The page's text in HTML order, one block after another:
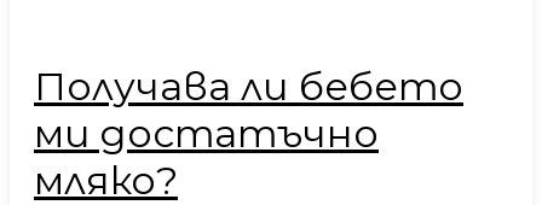
Получава ли бебето
ми достатъчно
мляко?